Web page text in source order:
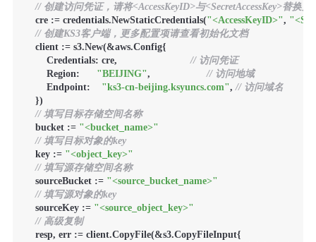
// 创建访问凭证，请将<AccessKeyID>与<SecretAccessKey>替换为
    cre := credentials.NewStaticCredentials(
"<AccessKeyID>",
// 创建KS3客户端，更多配置项请查看初始化文档
    client := s3.New(&aws.Config{
        Credentials: cre,
// 访问凭证
        Region:
"BEIJING", // 访问地域
        Endpoint:
"ks3-cn-beijing.ksyuncs.com", // 访问域名
    })
// 填写目标存储空间名称
    bucket :=
"<bucket_name>"
// 填写目标对象的key
    key :=
"<object_key>"
// 填写源存储空间名称
    sourceBucket :=
"<source_bucket_name>"
// 填写源对象的key
    sourceKey :=
"<source_object_key>"
// 高级复制
    resp, err := client.CopyFile(&s3.CopyFileInput{